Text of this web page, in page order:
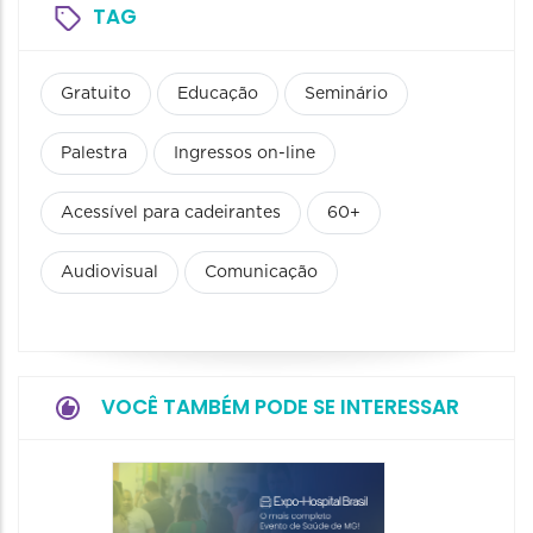
TAG
Gratuito Educação Seminário
Palestra Ingressos on-line
Acessível para cadeirantes 60+
Audiovisual Comunicação
VOCÊ TAMBÉM PODE SE INTERESSAR